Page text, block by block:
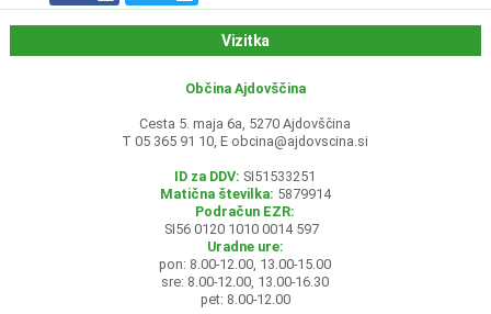
Vizitka
Občina Ajdovščina
Cesta 5. maja 6a, 5270 Ajdovščina
T 05 365 91 10, E obcina@ajdovscina.si
ID za DDV: SI51533251
Matična številka: 5879914
Podračun EZR:
SI56 0120 1010 0014 597
Uradne ure:
pon: 8.00-12.00, 13.00-15.00
sre: 8.00-12.00, 13.00-16.30
pet: 8.00-12.00